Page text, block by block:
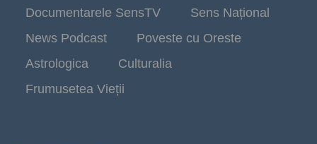
Documentarele SensTV
Sens Național
News Podcast
Poveste cu Oreste
Astrologica
Culturalia
Frumusetea Vieții